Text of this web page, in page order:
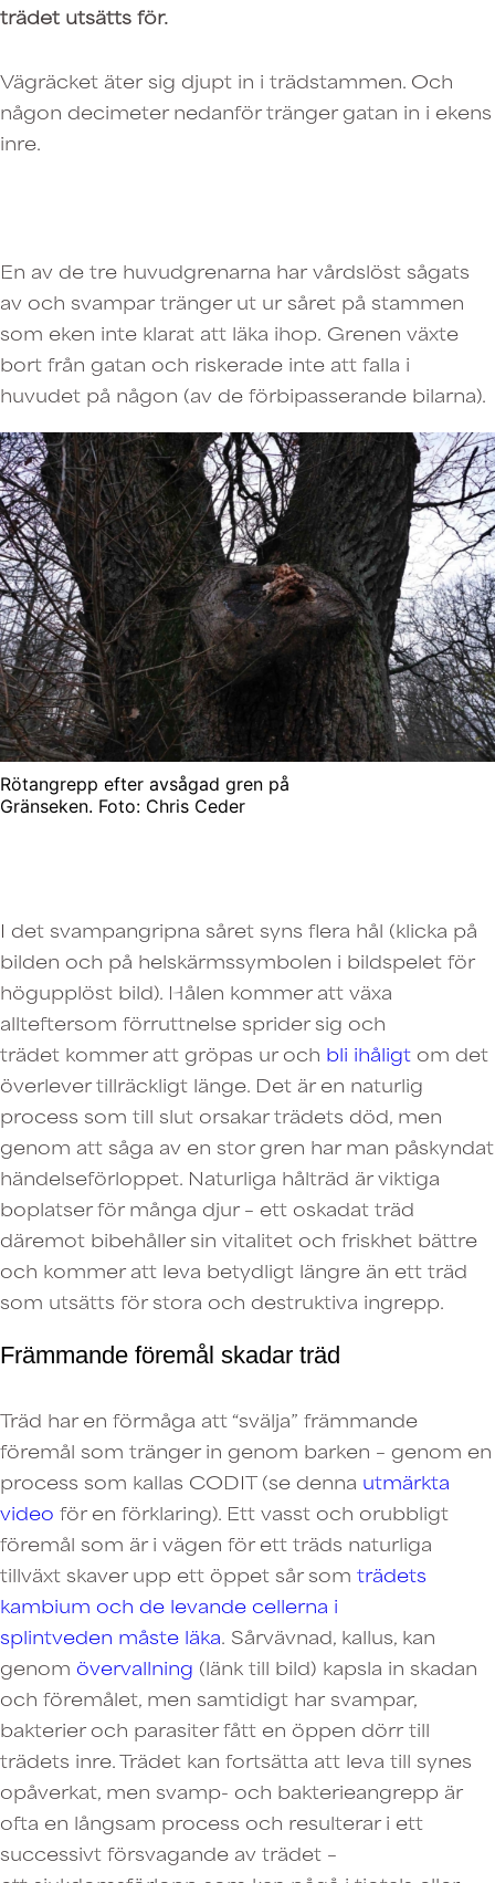
trädet utsätts för.
Vägräcket äter sig djupt in i trädstammen. Och
någon decimeter nedanför tränger gatan in i ekens
inre.
En av de tre huvudgrenarna har vårdslöst sågats
av och svampar tränger ut ur såret på stammen
som eken inte klarat att läka ihop. Grenen växte
bort från gatan och riskerade inte att falla i
huvudet på någon (av de förbipasserande bilarna).
Rötangrepp efter avsågad gren på
Gränseken. Foto: Chris Ceder
I det svampangripna såret syns flera hål (klicka på
bilden och på helskärmssymbolen i bildspelet för
högupplöst bild). Hålen kommer att växa
allteftersom förruttnelse sprider sig och
trädet kommer att gröpas ur och bli ihåligt om det
överlever tillräckligt länge. Det är en naturlig
process som till slut orsakar trädets död, men
genom att såga av en stor gren har man påskyndat
händelseförloppet. Naturliga hålträd är viktiga
boplatser för många djur – ett oskadat träd
däremot bibehåller sin vitalitet och friskhet bättre
och kommer att leva betydligt längre än ett träd
som utsätts för stora och destruktiva ingrepp.
Främmande föremål skadar träd
Träd har en förmåga att “svälja” främmande
föremål som tränger in genom barken – genom en
process som kallas CODIT (se denna utmärkta
video för en förklaring). Ett vasst och orubbligt
föremål som är i vägen för ett träds naturliga
tillväxt skaver upp ett öppet sår som trädets
kambium och de levande cellerna i
splintveden måste läka. Sårvävnad, kallus, kan
genom övervallning (länk till bild) kapsla in skadan
och föremålet, men samtidigt har svampar,
bakterier och parasiter fått en öppen dörr till
trädets inre. Trädet kan fortsätta att leva till synes
opåverkat, men svamp- och bakterieangrepp är
ofta en långsam process och resulterar i ett
successivt försvagande av trädet –